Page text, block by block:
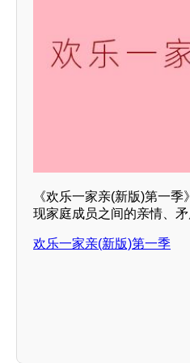
《欢乐一家亲(新版)第一
现家庭成员之间的亲情、
欢乐一家亲(新版)第一季